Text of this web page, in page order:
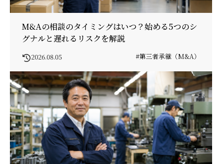
M&Aの相談のタイミングはいつ？始める5つのシ
グナルと遅れるリスクを解説
2026.08.05 #第三者承継（M&A）